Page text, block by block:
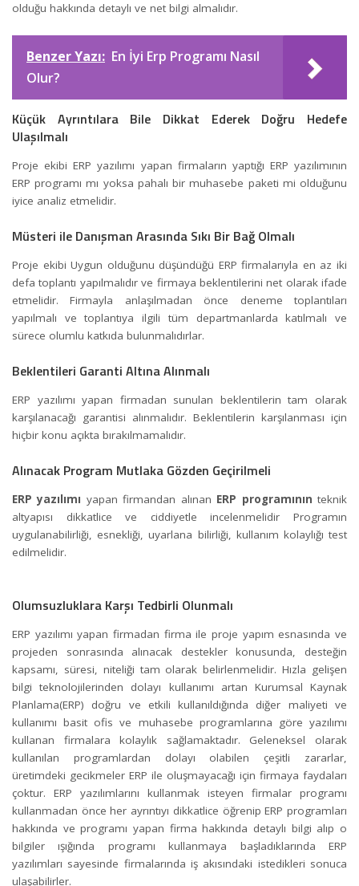
olduğu hakkında detaylı ve net bilgi almalıdır.
Benzer Yazı: En İyi Erp Programı Nasıl
Olur?
Küçük Ayrıntılara Bile Dikkat Ederek Doğru Hedefe
Ulaşılmalı
Proje ekibi ERP yazılımı yapan firmaların yaptığı ERP yazılımının
ERP programı mı yoksa pahalı bir muhasebe paketi mi olduğunu
iyice analiz etmelidir.
Müsteri ile Danışman Arasında Sıkı Bir Bağ Olmalı
Proje ekibi Uygun olduğunu düşündüğü ERP firmalarıyla en az iki
defa toplantı yapılmalıdır ve firmaya beklentilerini net olarak ifade
etmelidir. Firmayla anlaşılmadan önce deneme toplantıları
yapılmalı ve toplantıya ilgili tüm departmanlarda katılmalı ve
sürece olumlu katkıda bulunmalıdırlar.
Beklentileri Garanti Altına Alınmalı
ERP yazılımı yapan firmadan sunulan beklentilerin tam olarak
karşılanacağı garantisi alınmalıdır. Beklentilerin karşılanması için
hiçbir konu açıkta bırakılmamalıdır.
Alınacak Program Mutlaka Gözden Geçirilmeli
ERP yazılımı yapan firmandan alınan ERP programının teknik
altyapısı dikkatlice ve ciddiyetle incelenmelidir Programın
uygulanabilirliği, esnekliği, uyarlana bilirliği, kullanım kolaylığı test
edilmelidir.
Olumsuzluklara Karşı Tedbirli Olunmalı
ERP yazılımı yapan firmadan firma ile proje yapım esnasında ve
projeden sonrasında alınacak destekler konusunda, desteğin
kapsamı, süresi, niteliği tam olarak belirlenmelidir. Hızla gelişen
bilgi teknolojilerinden dolayı kullanımı artan Kurumsal Kaynak
Planlama(ERP) doğru ve etkili kullanıldığında diğer maliyeti ve
kullanımı basit ofis ve muhasebe programlarına göre yazılımı
kullanan firmalara kolaylık sağlamaktadır. Geleneksel olarak
kullanılan programlardan dolayı olabilen çeşitli zararlar,
üretimdeki gecikmeler ERP ile oluşmayacağı için firmaya faydaları
çoktur. ERP yazılımlarını kullanmak isteyen firmalar programı
kullanmadan önce her ayrıntıyı dikkatlice öğrenip ERP programları
hakkında ve programı yapan firma hakkında detaylı bilgi alıp o
bilgiler ışığında programı kullanmaya başladıklarında ERP
yazılımları sayesinde firmalarında iş akısındaki istedikleri sonuca
ulaşabilirler.